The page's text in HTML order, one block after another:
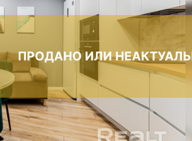
ПРОДАНО ИЛИ